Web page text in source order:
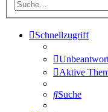
Schnellzugriff
Aktive
Suche